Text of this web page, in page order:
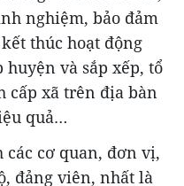
nghiệm, bảo đảm
thúc hoạt động
và sắp xếp, tổ
cấp xã trên địa bàn
quả…
các cơ quan, đơn vị,
đảng viên, nhất là